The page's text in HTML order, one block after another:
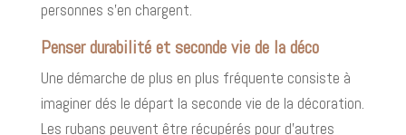
personnes s’en chargent.
Penser durabilité et seconde vie de la déco
Une démarche de plus en plus fréquente consiste à
imaginer dés le départ la seconde vie de la décoration.
Les rubans peuvent être récupérés pour d’autres